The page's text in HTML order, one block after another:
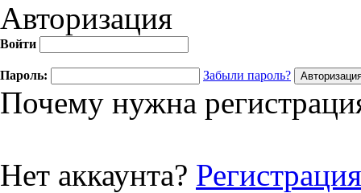
Авторизация
Войти
Пароль: Забыли пароль?
Почему нужна
Нет аккаунта? Регистрация